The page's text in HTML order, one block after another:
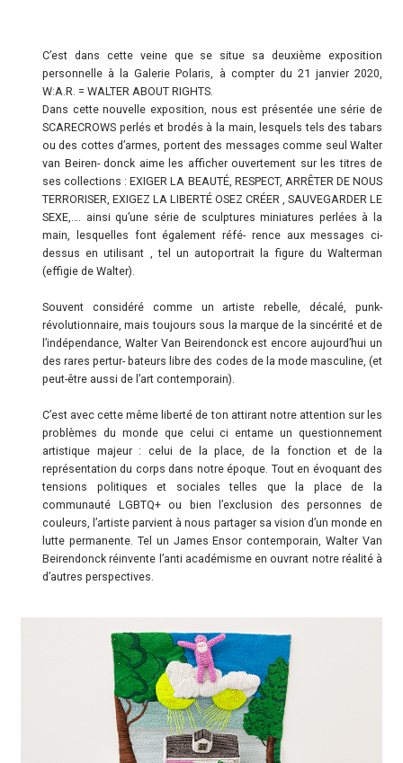
C’est dans cette veine que se situe sa deuxième exposition
personnelle à la Galerie Polaris, à compter du 21 janvier 2020,
W:A.R. = WALTER ABOUT RIGHTS.
Dans cette nouvelle exposition, nous est présentée une série de
SCARECROWS perlés et brodés à la main, lesquels tels des tabars
ou des cottes d’armes, portent des messages comme seul Walter
van Beiren- donck aime les afficher ouvertement sur les titres de
ses collections : EXIGER LA BEAUTÉ, RESPECT, ARRÊTER DE NOUS
TERRORISER, EXIGEZ LA LIBERTÉ OSEZ CRÉER , SAUVEGARDER LE
SEXE,…. ainsi qu’une série de sculptures miniatures perlées à la
main, lesquelles font également réfé- rence aux messages ci-
dessus en utilisant , tel un autoportrait la figure du Walterman
(effigie de Walter).
Souvent considéré comme un artiste rebelle, décalé, punk-
révolutionnaire, mais toujours sous la marque de la sincérité et de
l’indépendance, Walter Van Beirendonck est encore aujourd’hui un
des rares pertur- bateurs libre des codes de la mode masculine, (et
peut-être aussi de l’art contemporain).
C’est avec cette même liberté de ton attirant notre attention sur les
problèmes du monde que celui ci entame un questionnement
artistique majeur : celui de la place, de la fonction et de la
représentation du corps dans notre époque. Tout en évoquant des
tensions politiques et sociales telles que la place de la
communauté LGBTQ+ ou bien l’exclusion des personnes de
couleurs, l’artiste parvient à nous partager sa vision d’un monde en
lutte permanente. Tel un James Ensor contemporain, Walter Van
Beirendonck réinvente l’anti académisme en ouvrant notre réalité à
d’autres perspectives.